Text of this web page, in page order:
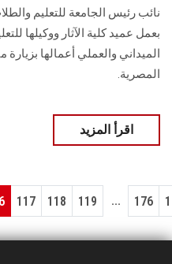
نائب رئيس الجامعة للتعليم
بعمل عميد كلية الآثار ووكيلها
الميداني والعملي أعمالها
المصرية.
اقرأ المزيد
117 118 119 ... 176